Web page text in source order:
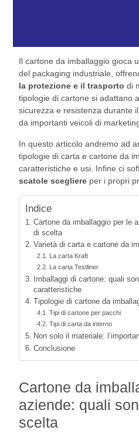
Il cartone da imballaggio gioca
del packaging industriale,
la protezione e il trasporto di
tipologie di cartone si adattano
sicurezza e resistenza durante
da importanti veicoli di
In questo articolo andremo ad
tipologie di carta e cartone da
caratteristiche e usi. Infine ci
scatole scegliere per i propri
Indice
Cartone da imballaggio per le
di scelta
Varietà di carta e cartone da
La carta Kraft
La carta Testliner
Imballaggi di cartone: quali
caratteristiche
Tipologie di cartone da
Tipi di cartone per pacchi
Tipi di carta da interno
Non solo il materiale:
Conclusione
Cartone da
aziende: quali
scelta